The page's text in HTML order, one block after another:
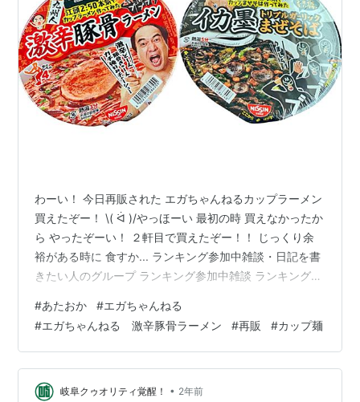
わーい！ 今日再販された エガちゃんねるカップラーメン
買えたぞー！ \( ᐛ )/やっほーい 最初の時 買えなかったか
ら やったぞーい！ ２軒目で買えたぞー！！ じっくり余
裕がある時に 食すか... ランキング参加中雑談・日記を書
きたい人のグループ ランキング参加中雑談 ランキング参
輪 ランキング参加中絵日記
#あたおか #エガちゃんねる
#エガちゃんねる 激辛豚骨ラーメン #再販 #カップ麺
岐阜クゥオリティ覚醒！ • 2年前